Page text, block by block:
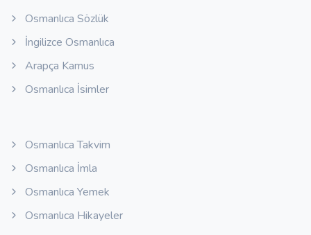
Osmanlıca Sözlük
İngilizce Osmanlıca
Arapça Kamus
Osmanlıca İsimler
Osmanlıca Takvim
Osmanlıca İmla
Osmanlıca Yemek
Osmanlıca Hikayeler